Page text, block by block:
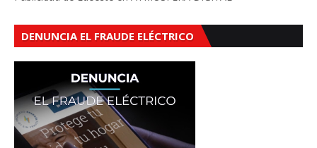
DENUNCIA EL FRAUDE ELÉCTRICO